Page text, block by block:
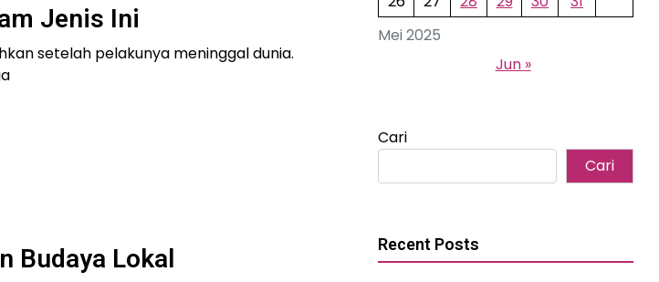
Jenis Ini
setelah pelakunya meninggal dunia.
Budaya Lokal
Mei 2025
Jun »
Cari
Cari
Recent Posts